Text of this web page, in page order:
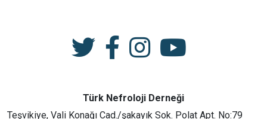
Türk Nefroloji Derneği
Teşvikiye, Vali Konağı Cad./şakayık Sok. Polat Apt. No:79